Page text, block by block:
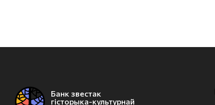
Банк звестак
гісторыка-культурнай